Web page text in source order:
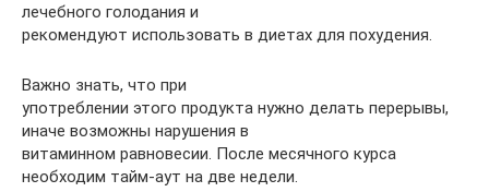
лечебного голодания и
рекомендуют использовать в диетах для похудения.
Важно знать, что при
употреблении этого продукта нужно делать перерывы,
иначе возможны нарушения в
витаминном равновесии. После месячного курса
необходим тайм-аут на две недели.